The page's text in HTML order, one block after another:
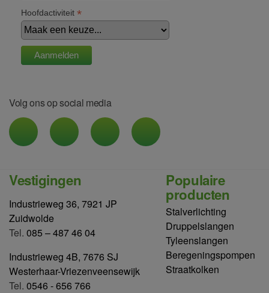
Hoofdactiviteit *
Volg ons op social media
Vestigingen
Industrieweg 36, 7921 JP
Zuidwolde
Tel. 085 – 487 46 04
Industrieweg 4B, 7676 SJ
Westerhaar-Vriezenveensewijk
Tel. 0546 - 656 766
Populaire
producten
Stalverlichting
Druppelslangen
Tyleenslangen
Beregeningspompen
Straatkolken